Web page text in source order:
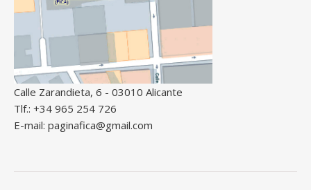
Calle Zarandieta, 6 - 03010 Alicante
Tlf.: +34 965 254 726
E-mail: paginafica@gmail.com